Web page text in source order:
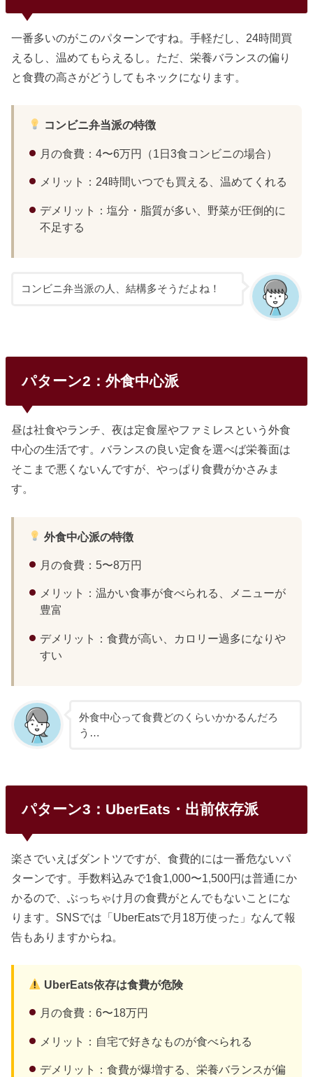
一番多いのがこのパターンですね。手軽だし、24時間買
えるし、温めてもらえるし。ただ、栄養バランスの偏り
と食費の高さがどうしてもネックになります。
コンビニ弁当派の特徴
月の食費：4〜6万円（1日3食コンビニの場合）
メリット：24時間いつでも買える、温めてくれる
デメリット：塩分・脂質が多い、野菜が圧倒的に
不足する
コンビニ弁当派の人、結構多そうだよね！
パターン2：外食中心派
昼は社食やランチ、夜は定食屋やファミレスという外食
中心の生活です。バランスの良い定食を選べば栄養面は
そこまで悪くないんですが、やっぱり食費がかさみま
す。
外食中心派の特徴
月の食費：5〜8万円
メリット：温かい食事が食べられる、メニューが
豊富
デメリット：食費が高い、カロリー過多になりや
すい
外食中心って食費どのくらいかかるんだろ
う…
パターン3：UberEats・出前依存派
楽さでいえばダントツですが、食費的には一番危ないパ
ターンです。手数料込みで1食1,000〜1,500円は普通にか
かるので、ぶっちゃけ月の食費がとんでもないことにな
ります。SNSでは「UberEatsで月18万使った」なんて報
告もありますからね。
UberEats依存は食費が危険
月の食費：6〜18万円
メリット：自宅で好きなものが食べられる
デメリット：食費が爆増する、栄養バランスが偏